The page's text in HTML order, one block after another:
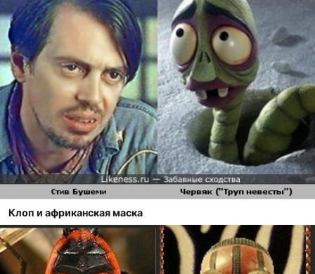
Случайное сходство 👍
Создать сходство
Для публикации необходима авторизация
Поиск
Клоп и африканская маска